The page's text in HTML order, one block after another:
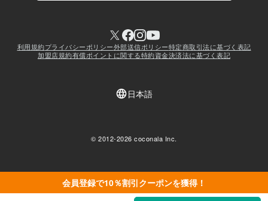
会員登録で10％割引クーポンを獲得！